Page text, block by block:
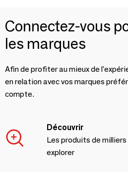
Connectez-vous
les marques
Afin de profiter au mieux de
en relation avec vos marques
compte.
Découvrir
Les produits de
explorer